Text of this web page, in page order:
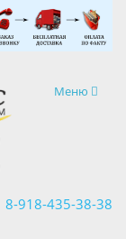
Навигация
Меню
8-918-435-38-38
×